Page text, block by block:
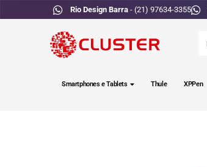
Rio Design Barra- (21) 97634-3355
Smartphones e Tablets Thule XPPen